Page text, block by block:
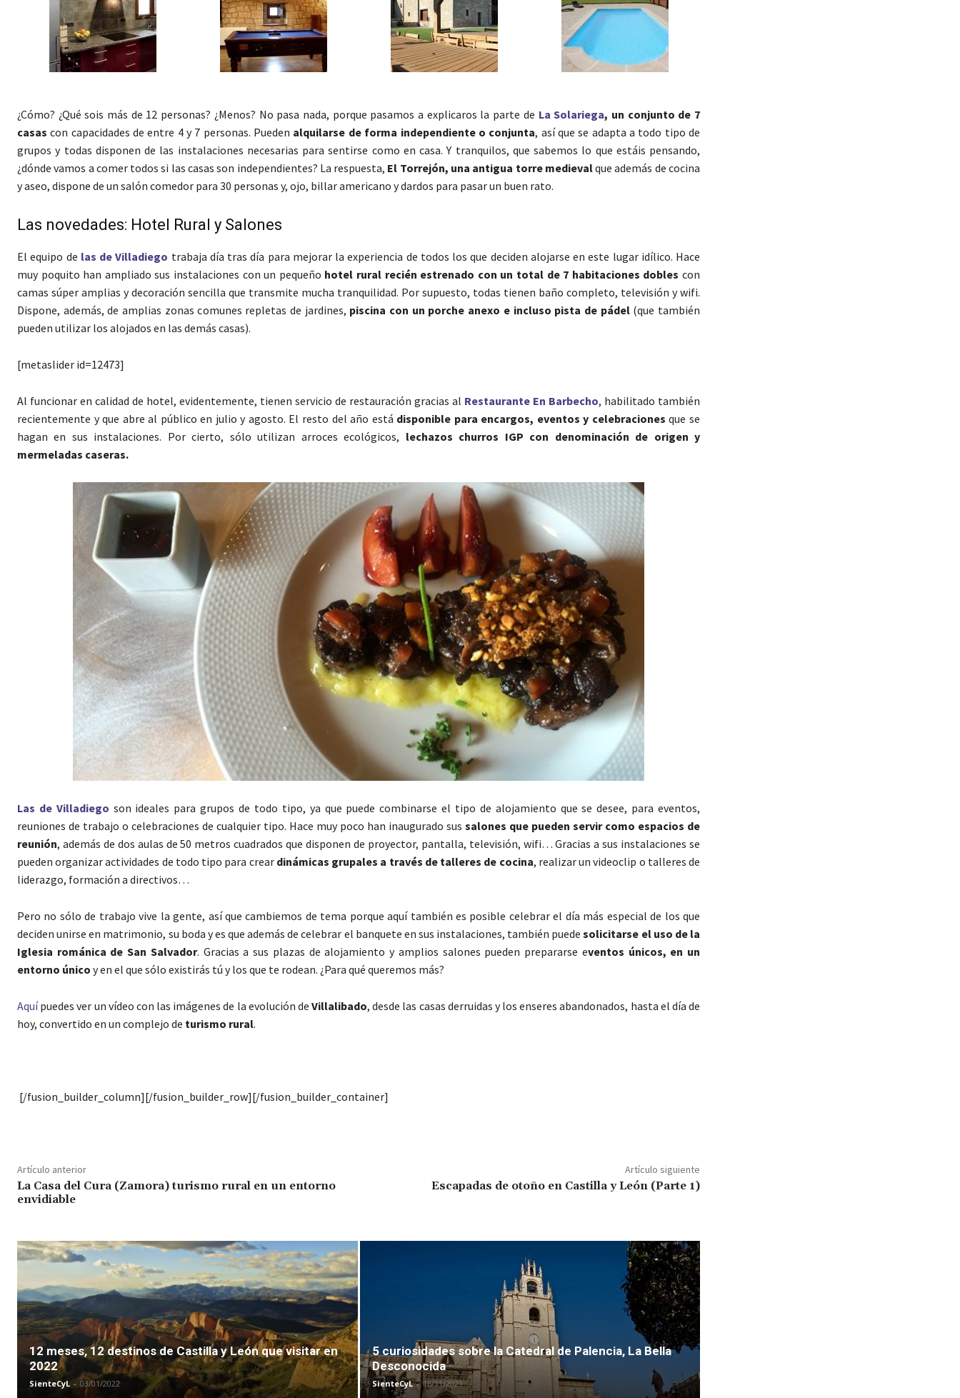
¿Cómo? ¿Qué sois más de 12 personas? ¿Menos? No pasa nada, porque pasamos a explicaros la parte de La Solariega, un conjunto de 7
casas con capacidades de entre 4 y 7 personas. Pueden alquilarse de forma independiente o conjunta, así que se adapta a todo tipo de
grupos y todas disponen de las instalaciones necesarias para sentirse como en casa. Y tranquilos, que sabemos lo que estáis pensando,
¿dónde vamos a comer todos si las casas son independientes? La respuesta, El Torrejón, una antigua torre medievalque además de cocina
y aseo, dispone de un salón comedor para 30 personas y, ojo, billar americano y dardos para pasar un buen rato.
Las novedades: Hotel Rural y Salones
El equipo de las de Villadiego trabaja día tras día para mejorar la experiencia de todos los que deciden alojarse en este lugar idílico. Hace
muy poquito han ampliado sus instalaciones con un pequeño hotel rural recién estrenado con un total de 7 habitaciones dobles con
camas súper amplias y decoración sencilla que transmite mucha tranquilidad. Por supuesto, todas tienen baño completo, televisión y wifi.
Dispone, además, de amplias zonas comunes repletas de jardines, piscina con un porche anexo e incluso pista de pádel(que también
pueden utilizar los alojados en las demás casas).
[metaslider id=12473]
Al funcionar en calidad de hotel, evidentemente, tienen servicio de restauración gracias al Restaurante En Barbecho, habilitado también
recientemente y que abre al público en julio y agosto. El resto del año está disponible para encargos, eventos y celebraciones que se
hagan en sus instalaciones. Por cierto, sólo utilizan arroces ecológicos, lechazos churros IGP con denominación de origen y
mermeladas caseras.
Las de Villadiego son ideales para grupos de todo tipo, ya que puede combinarse el tipo de alojamiento que se desee, para eventos,
reuniones de trabajo o celebraciones de cualquier tipo. Hace muy poco han inaugurado sus salones que pueden servir como espacios de
reunión, además de dos aulas de 50 metros cuadrados que disponen de proyector, pantalla, televisión, wifi… Gracias a sus instalaciones se
pueden organizar actividades de todo tipo para crear dinámicas grupales a través de talleres de cocina, realizar un videoclip o talleres de
liderazgo, formación a directivos…
Pero no sólo de trabajo vive la gente, así que cambiemos de tema porque aquí también es posible celebrar el día más especial de los que
deciden unirse en matrimonio, su boda y es que además de celebrar el banquete en sus instalaciones, también puedesolicitarse el uso de la
Iglesia románica de San Salvador. Gracias a sus plazas de alojamiento y amplios salones pueden prepararse eventos únicos, en un
entorno único y en el que sólo existirás tú y los que te rodean. ¿Para qué queremos más?
Aquípuedes ver un vídeo con las imágenes de la evolución deVillalibado, desde las casas derruidas y los enseres abandonados, hasta el día de
hoy, convertido en un complejo de turismo rural.
[/fusion_builder_column][/fusion_builder_row][/fusion_builder_container]
Artículo anterior
La Casa del Cura (Zamora) turismo rural en un entorno
envidiable
Artículo siguiente
Escapadas de otoño en Castilla y León (Parte 1)
12 meses, 12 destinos de Castilla y León que visitar en
2022
SienteCyL - 03/01/2022
5 curiosidades sobre la Catedral de Palencia, La Bella
Desconocida
SienteCyL - 16/11/2021